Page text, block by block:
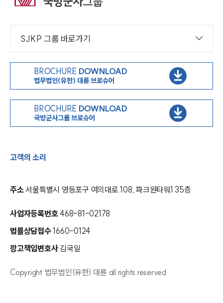
SJKP 그룹 바로가기
BROCHURE DOWNLOAD
법무법인(유한) 대륜 브로슈어
BROCHURE DOWNLOAD
국방군사그룹 브로슈어
고객의 소리
주소서울특별시 영등포구 여의대로 108, 파크원타워1 35층
사업자등록번호468-81-02178
법률상담접수1660-0124
광고책임변호사 김국일
Copyright 법무법인(유한) 대륜 all rights reserved